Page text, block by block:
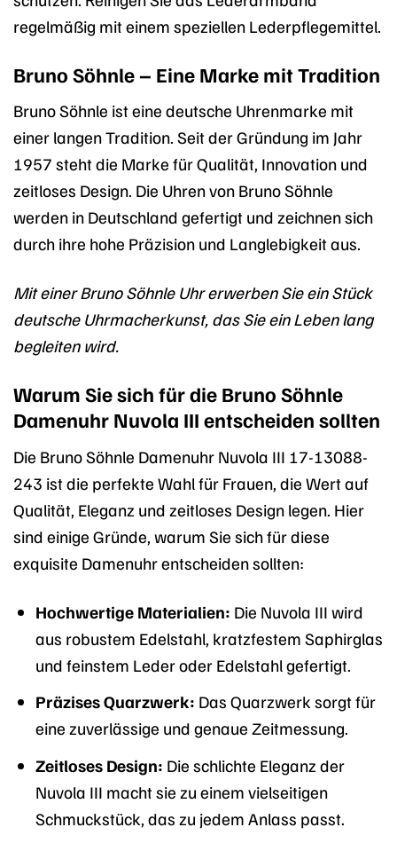
regelmäßig mit einem speziellen Lederpflegemittel.
Bruno Söhnle – Eine Marke mit Tradition
Bruno Söhnle ist eine deutsche Uhrenmarke mit
einer langen Tradition. Seit der Gründung im Jahr
1957 steht die Marke für Qualität, Innovation und
zeitloses Design. Die Uhren von Bruno Söhnle
werden in Deutschland gefertigt und zeichnen sich
durch ihre hohe Präzision und Langlebigkeit aus.
Mit einer Bruno Söhnle Uhr erwerben Sie ein Stück
deutsche Uhrmacherkunst, das Sie ein Leben lang
begleiten wird.
Warum Sie sich für die Bruno Söhnle
Damenuhr Nuvola III entscheiden sollten
Die Bruno Söhnle Damenuhr Nuvola III 17-13088-
243 ist die perfekte Wahl für Frauen, die Wert auf
Qualität, Eleganz und zeitloses Design legen. Hier
sind einige Gründe, warum Sie sich für diese
exquisite Damenuhr entscheiden sollten:
Hochwertige Materialien: Die Nuvola III wird
aus robustem Edelstahl, kratzfestem Saphirglas
und feinstem Leder oder Edelstahl gefertigt.
Präzises Quarzwerk: Das Quarzwerk sorgt für
eine zuverlässige und genaue Zeitmessung.
Zeitloses Design: Die schlichte Eleganz der
Nuvola III macht sie zu einem vielseitigen
Schmuckstück, das zu jedem Anlass passt.